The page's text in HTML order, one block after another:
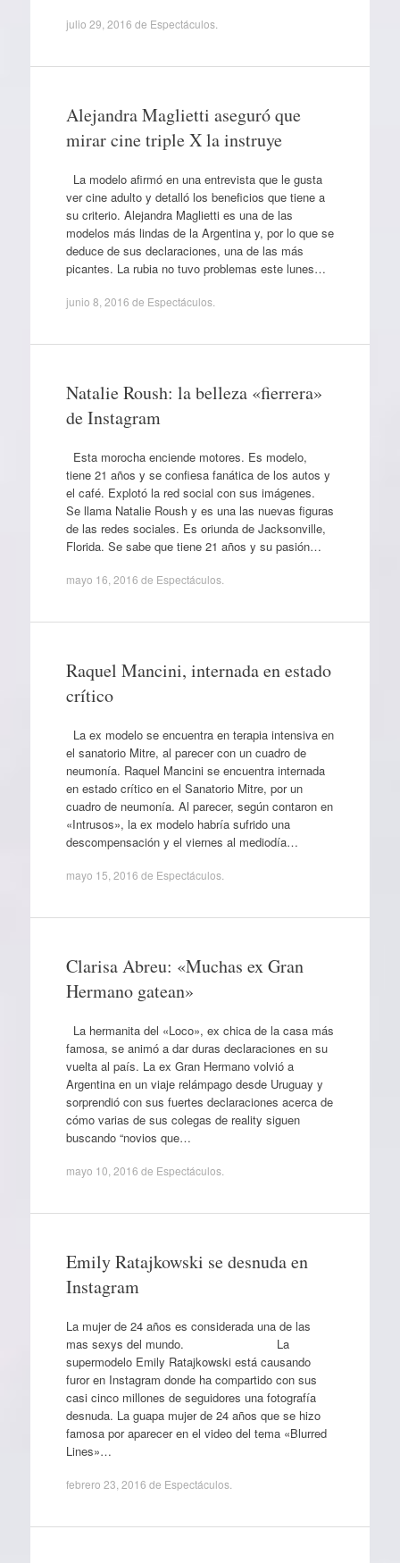
julio 29, 2016 de Espectáculos.
Alejandra Maglietti aseguró que
mirar cine triple X la instruye
La modelo afirmó en una entrevista que le gusta
ver cine adulto y detalló los beneficios que tiene a
su criterio. Alejandra Maglietti es una de las
modelos más lindas de la Argentina y, por lo que se
deduce de sus declaraciones, una de las más
picantes. La rubia no tuvo problemas este lunes…
junio 8, 2016 de Espectáculos.
Natalie Roush: la belleza «fierrera»
de Instagram
Esta morocha enciende motores. Es modelo,
tiene 21 años y se confiesa fanática de los autos y
el café. Explotó la red social con sus imágenes.
Se llama Natalie Roush y es una las nuevas figuras
de las redes sociales. Es oriunda de Jacksonville,
Florida. Se sabe que tiene 21 años y su pasión…
mayo 16, 2016 de Espectáculos.
Raquel Mancini, internada en estado
crítico
La ex modelo se encuentra en terapia intensiva en
el sanatorio Mitre, al parecer con un cuadro de
neumonía. Raquel Mancini se encuentra internada
en estado crítico en el Sanatorio Mitre, por un
cuadro de neumonía. Al parecer, según contaron en
«Intrusos», la ex modelo habría sufrido una
descompensación y el viernes al mediodía…
mayo 15, 2016 de Espectáculos.
Clarisa Abreu: «Muchas ex Gran
Hermano gatean»
La hermanita del «Loco», ex chica de la casa más
famosa, se animó a dar duras declaraciones en su
vuelta al país. La ex Gran Hermano volvió a
Argentina en un viaje relámpago desde Uruguay y
sorprendió con sus fuertes declaraciones acerca de
cómo varias de sus colegas de reality siguen
buscando “novios que…
mayo 10, 2016 de Espectáculos.
Emily Ratajkowski se desnuda en
Instagram
La mujer de 24 años es considerada una de las
mas sexys del mundo. La
supermodelo Emily Ratajkowski está causando
furor en Instagram donde ha compartido con sus
casi cinco millones de seguidores una fotografía
desnuda. La guapa mujer de 24 años que se hizo
famosa por aparecer en el video del tema «Blurred
Lines»…
febrero 23, 2016 de Espectáculos.